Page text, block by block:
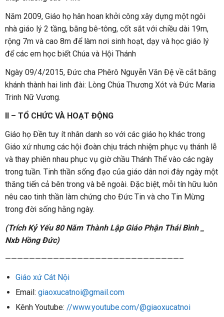
Năm 2009, Giáo họ hân hoan khởi công xây dựng một ngôi
nhà giáo lý 2 tầng, bằng bê-tông, cốt sắt với chiều dài 19m,
rộng 7m và cao 8m để làm nơi sinh hoạt, dạy và học giáo lý
để các em học biết Chúa và Hội Thánh
Ngày 09/4/2015, Đức cha Phêrô Nguyễn Văn Đệ về cắt băng
khánh thành hai linh đài: Lòng Chúa Thương Xót và Đức Maria
Trinh Nữ Vương.
II – TỔ CHỨC VÀ HOẠT ĐỘNG
Giáo họ Đền tuy ít nhân danh so với các giáo họ khác trong
Giáo xứ nhưng các hội đoàn chịu trách nhiệm phục vụ thánh lễ
và thay phiên nhau phục vụ giờ chầu Thánh Thể vào các ngày
trong tuần. Tinh thần sống đạo của giáo dân nơi đây ngày một
thăng tiến cả bên trong và bê ngoài. Đặc biệt, mỗi tín hữu luôn
nêu cao tinh thần làm chứng cho Đức Tin và cho Tin Mừng
trong đời sống hằng ngày.
(Trích Kỷ Yếu 80 Năm Thành Lập Giáo Phận Thái Bình _
Nxb Hồng Đức)
—————————————————————————————–
Giáo xứ Cát Nội
Email: giaoxucatnoi@gmail.com
Kênh Youtube: //www.youtube.com/@giaoxucatnoi